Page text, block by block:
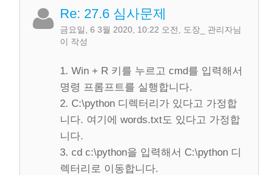
Re: 27.6 심사문제
금요일, 6 3월 2020, 10:22 오전 도장_ 관리자님
이 작성
1. Win + R 키를 누르고 cmd를 입력해서
명령 프롬프트를 실행합니다.
2. C:\python 디렉터리가 있다고 가정합
니다. 여기에 words.txt도 있다고 가정합
니다.
3. cd c:\python을 입력해서 C:\python 디
렉터리로 이동합니다.